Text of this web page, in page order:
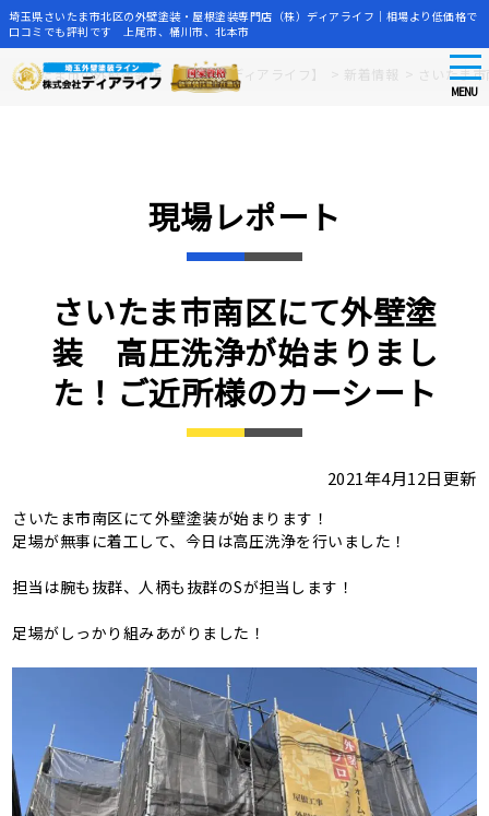
Skip
to
埼玉県さいたま市北区の外壁塗装・屋根塗装専門店（株）ディアライフ｜相場より低価格で
口コミでも評判です 上尾市、桶川市、北本市
MENU
さいたま市の外壁塗装店【株式会社ディアライフ】 新着情報 さいたま
現場レポート
さいたま市南区にて外壁塗
装 高圧洗浄が始まりまし
た！ご近所様のカーシート
2021年4月12日更新
さいたま市南区にて外壁塗装が始まります！
足場が無事に着工して、今日は高圧洗浄を行いました！
担当は腕も抜群、人柄も抜群のSが担当します！
足場がしっかり組みあがりました！